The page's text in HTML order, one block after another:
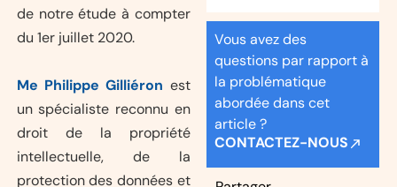
de notre étude à compter
du 1er juillet 2020.
Me Philippe Gilliéron est
un spécialiste reconnu en
droit de la propriété
intellectuelle, de la
protection des données et
Vous avez des
questions par rapport à
la problématique
abordée dans cet
article ?
CONTACTEZ-NOUS